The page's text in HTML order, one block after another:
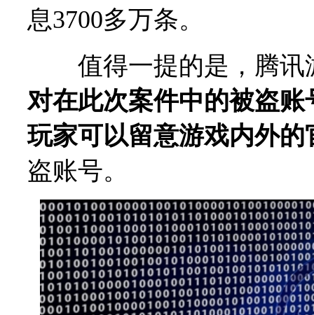
息3700多万条。
值得一提的是，腾讯
对在此次案件中的被盗
玩家可以留意游戏内外的
盗账号。